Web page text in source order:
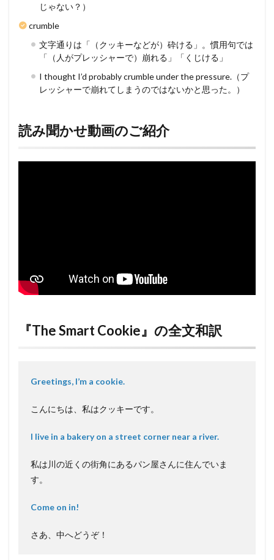
じゃない？）
crumble
文字通りは「（クッキーなどが）砕ける」。慣用句では
「（人がプレッシャーで）崩れる」「くじける」
I thought I’d probably crumble under the pressure.（プ
レッシャーで崩れてしまうのではないかと思った。）
読み聞かせ動画のご紹介
『The Smart Cookie』の全文和訳
Greetings, I’m a cookie.
こんにちは、私はクッキーです。
I live in a bakery on a street corner near a river.
私は川の近くの街角にあるパン屋さんに住んでいま
す。
Come on in!
さあ、中へどうぞ！